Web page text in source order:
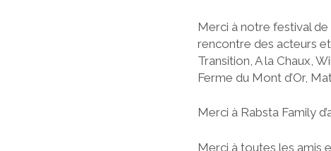
Merci à notre festival de
rencontre des acteurs et
Transition, A la Chaux,
Ferme du Mont d’Or,
Merci à Rabsta Family
Merci à toutes les amis